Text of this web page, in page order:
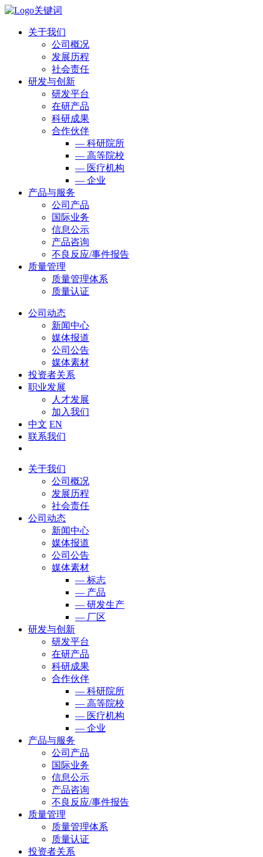
关于我们
公司概况
发展历程
社会责任
研发与创新
研发平台
在研产品
科研成果
合作伙伴
— 科研院所
— 高等院校
— 医疗机构
— 企业
产品与服务
公司产品
国际业务
信息公示
产品咨询
不良反应/事件报告
质量管理
质量管理体系
质量认证
公司动态
新闻中心
媒体报道
公司公告
媒体素材
投资者关系
职业发展
人才发展
加入我们
中文 EN
联系我们
关于我们
公司概况
发展历程
社会责任
公司动态
新闻中心
媒体报道
公司公告
媒体素材
— 标志
— 产品
— 研发生产
— 厂区
研发与创新
研发平台
在研产品
科研成果
合作伙伴
— 科研院所
— 高等院校
— 医疗机构
— 企业
产品与服务
公司产品
国际业务
信息公示
产品咨询
不良反应/事件报告
质量管理
质量管理体系
质量认证
投资者关系